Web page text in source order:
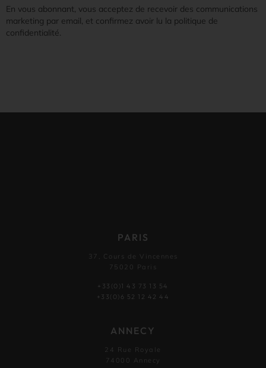
En vous abonnant, vous acceptez de recevoir des communications
marketing par email, et confirmez avoir lu la politique de
confidentialité.
PARIS
37, Cours de Vincennes
75020 Paris
+33(0)1 43 73 13 54
+33(0)6 52 12 42 44
ANNECY
24 Rue Royale
74000 Annecy